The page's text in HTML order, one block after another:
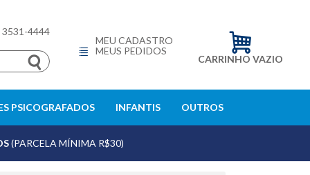
3531-4444
MEU CADASTRO
MEUS PEDIDOS
CARRINHO VAZIO
PSICOGRAFADOS INFANTIS OUTROS
(PARCELA MÍNIMA R$30)